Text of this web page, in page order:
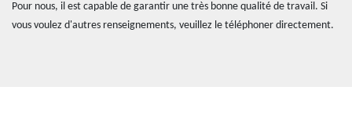
Pour nous, il est capable de garantir une très bonne qualité de travail. Si
vous voulez d'autres renseignements, veuillez le téléphoner directement.